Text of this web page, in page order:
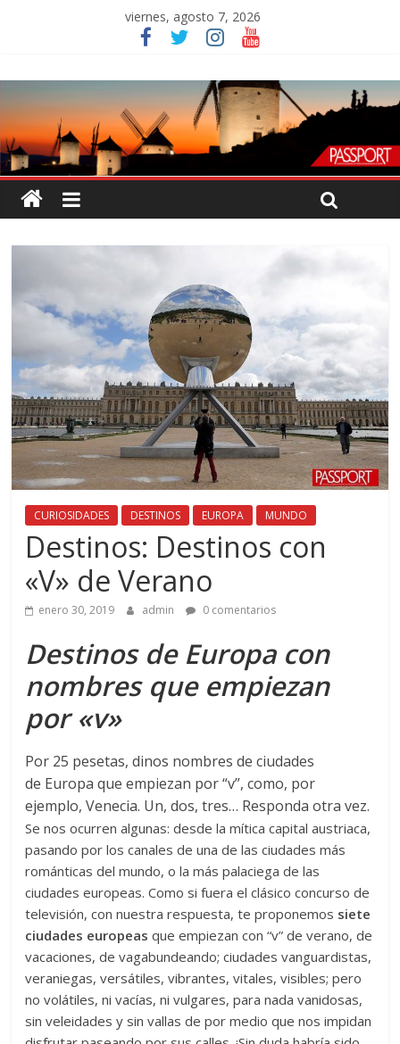
viernes, agosto 7, 2026
CURIOSIDADES DESTINOS EUROPA MUNDO
Destinos: Destinos con
«V» de Verano
enero 30, 2019 admin 0 comentarios
Destinos de Europa con
nombres que empiezan
por «v»
Por 25 pesetas, dinos nombres de ciudades
de Europa que empiezan por “v”, como, por
ejemplo, Venecia. Un, dos, tres… Responda otra vez.
Se nos ocurren algunas: desde la mítica capital austriaca,
pasando por los canales de una de las ciudades más
románticas del mundo, o la más palaciega de las
ciudades europeas. Como si fuera el clásico concurso de
televisión, con nuestra respuesta, te proponemos siete
ciudades europeas que empiezan con “v” de verano, de
vacaciones, de vagabundeando; ciudades vanguardistas,
veraniegas, versátiles, vibrantes, vitales, visibles; pero
no volátiles, ni vacías, ni vulgares, para nada vanidosas,
sin veleidades y sin vallas de por medio que nos impidan